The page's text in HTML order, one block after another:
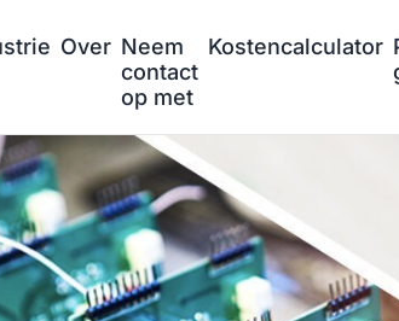
Over Neem
contact
op met
Kostencalculator